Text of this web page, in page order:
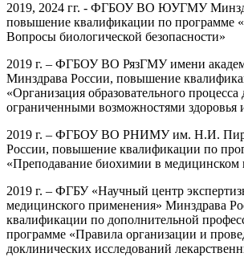
2019, 2024 гг. - ФГБОУ ВО ЮУГМУ
повышение квалификации по программе
Вопросы биологической безопасности»
2019 г. – ФГБОУ ВО РязГМУ имени
Минздрава России, повышение
«Организация образовательного
ограниченными возможностями здоровья
2019 г. – ФГБОУ ВО РНИМУ им. Н.И.
России, повышение квалификации по
«Преподавание биохимии в медицинском
2019 г. – ФГБУ «Научный центр
медицинского применения» Минздрава
квалификации по дополнительной
программе «Правила организации и
доклинических исследований